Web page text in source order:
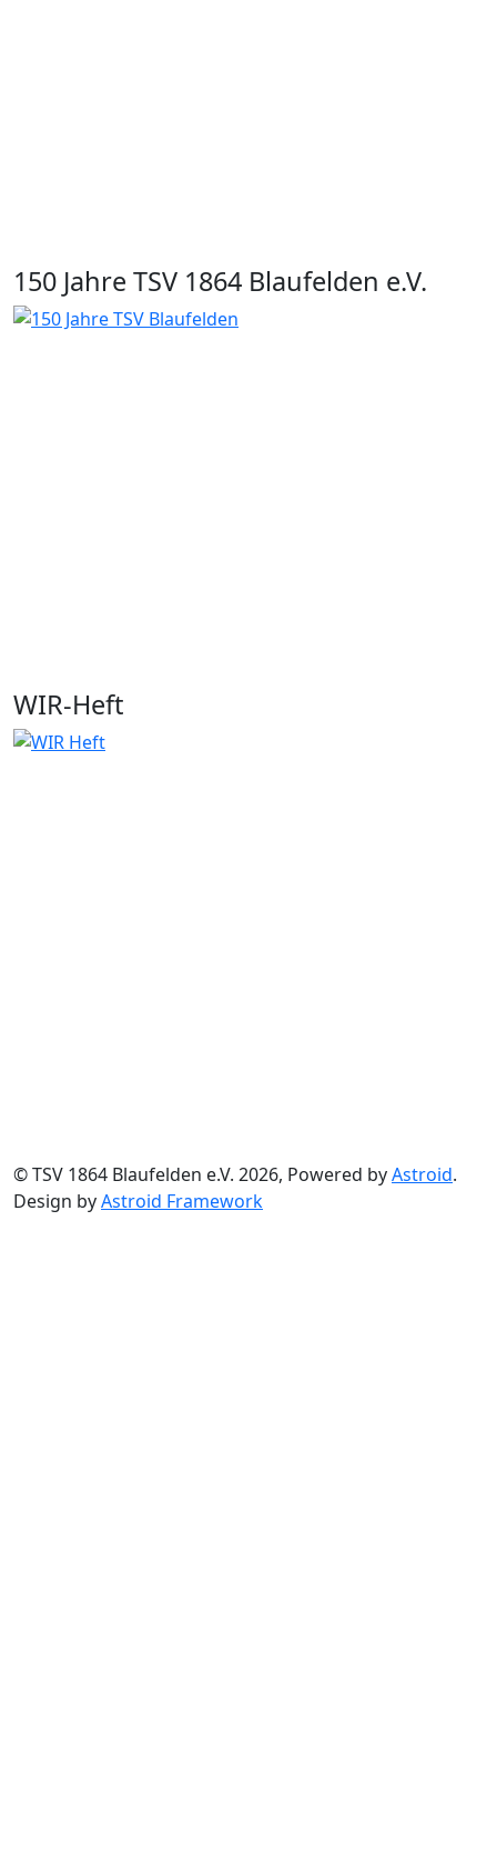
150 Jahre TSV 1864 Blaufelden e.V.
WIR-Heft
© TSV 1864 Blaufelden e.V. 2026, Powered byAstroid.
Design byAstroid Framework